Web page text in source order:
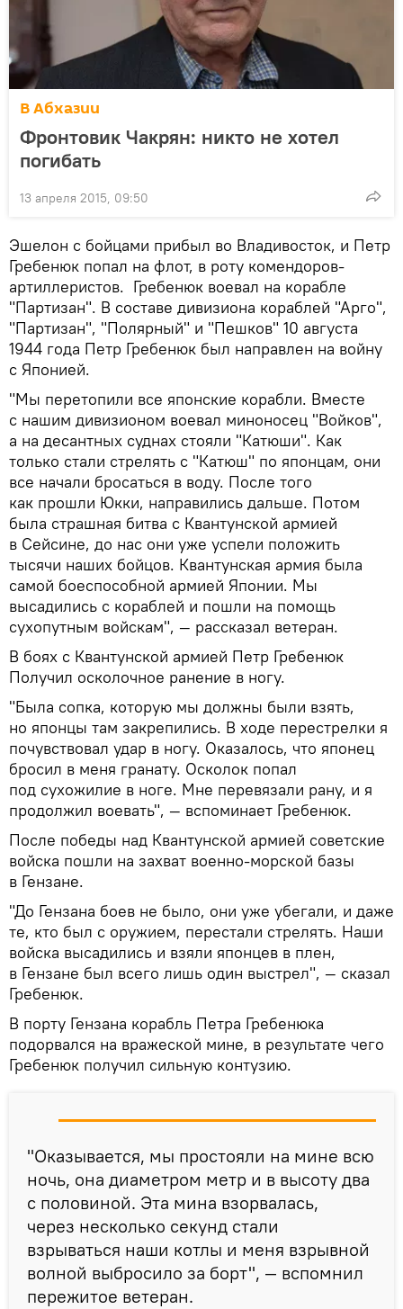
В Абхазии
Фронтовик Чакрян: никто не хотел
погибать
13 апреля 2015, 09:50
Эшелон с бойцами прибыл во Владивосток, и Петр
Гребенюк попал на флот, в роту комендоров-
артиллеристов. Гребенюк воевал на корабле
"Партизан". В составе дивизиона кораблей "Арго",
"Партизан", "Полярный" и "Пешков" 10 августа
1944 года Петр Гребенюк был направлен на войну
с Японией.
"Мы перетопили все японские корабли. Вместе
с нашим дивизионом воевал миноносец "Войков",
а на десантных суднах стояли "Катюши". Как
только стали стрелять с "Катюш" по японцам, они
все начали бросаться в воду. После того
как прошли Юкки, направились дальше. Потом
была страшная битва с Квантунской армией
в Сейсине, до нас они уже успели положить
тысячи наших бойцов. Квантунская армия была
самой боеспособной армией Японии. Мы
высадились с кораблей и пошли на помощь
сухопутным войскам", — рассказал ветеран.
В боях с Квантунской армией Петр Гребенюк
Получил осколочное ранение в ногу.
"Была сопка, которую мы должны были взять,
но японцы там закрепились. В ходе перестрелки я
почувствовал удар в ногу. Оказалось, что японец
бросил в меня гранату. Осколок попал
под сухожилие в ноге. Мне перевязали рану, и я
продолжил воевать", — вспоминает Гребенюк.
После победы над Квантунской армией советские
войска пошли на захват военно-морской базы
в Гензане.
"До Гензана боев не было, они уже убегали, и даже
те, кто был с оружием, перестали стрелять. Наши
войска высадились и взяли японцев в плен,
в Гензане был всего лишь один выстрел", — сказал
Гребенюк.
В порту Гензана корабль Петра Гребенюка
подорвался на вражеской мине, в результате чего
Гребенюк получил сильную контузию.
"Оказывается, мы простояли на мине всю
ночь, она диаметром метр и в высоту два
с половиной. Эта мина взорвалась,
через несколько секунд стали
взрываться наши котлы и меня взрывной
волной выбросило за борт", — вспомнил
пережитое ветеран.